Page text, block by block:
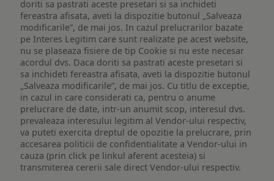
doriti sa pastrati aceste presetari si sa inchideti
fereastra afisata, aveti la dispozitie butonul „Salveaza
modificarile”, de mai jos. In cazul prelucrarilor bazate
pe Interes Legitim care sunt realizate pe acest website,
nu se plaseaza fisiere de tip Cookie si nu este necesar
acordul dvs. Daca doriti sa pastrati aceste presetari si
sa inchideti fereastra afisata, aveti la dispozitie butonul
„Salveaza modificarile”, de mai jos. Cu titlu de exceptie,
in cazul in care considerati ca, pentru o anume
prelucrare de date, intr-un anumit scop, interesul dvs.
prevaleaza interesului legitim al Vendor-ului respectiv,
va puteti exercita dreptul de opozitie la prelucrare, prin
accesarea politicii de confidentialitate a Vendor-ului in
cauza (prin click pe linkul aferent acesteia) si
transmiterea cererii sale direct Vendor-ului respectiv.